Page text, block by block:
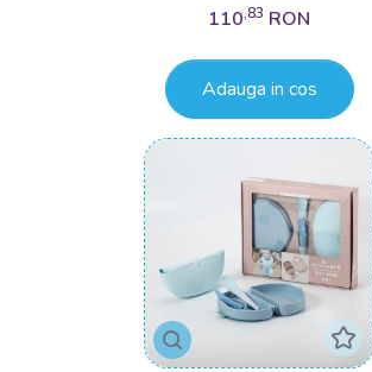
110,83 RON
Adauga in cos